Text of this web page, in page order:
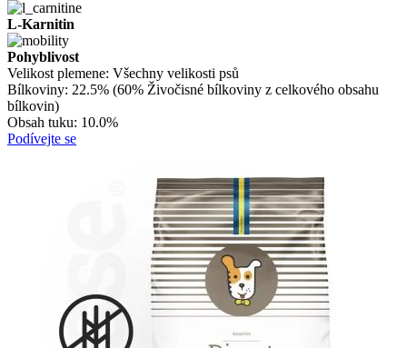
L-Karnitin
Pohyblivost
Velikost plemene: Všechny velikosti psů
Bílkoviny: 22.5% (60% Živočisné bílkoviny z celkového obsahu
bílkovin)
Obsah tuku: 10.0%
Podívejte se